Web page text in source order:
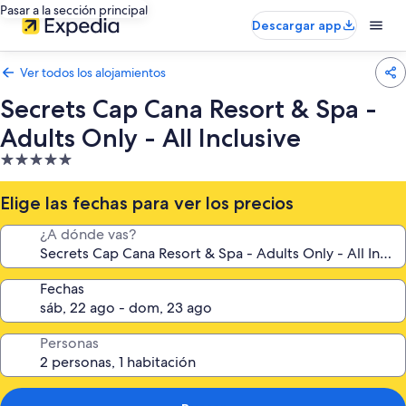
Pasar a la sección principal
Descargar app
Ver todos los alojamientos
Secrets Cap Cana Resort & Spa -
Adults Only - All Inclusive
Alojamiento
de
5.0 estrellas
Elige las fechas para ver los precios
¿A dónde vas?
Fechas
Personas